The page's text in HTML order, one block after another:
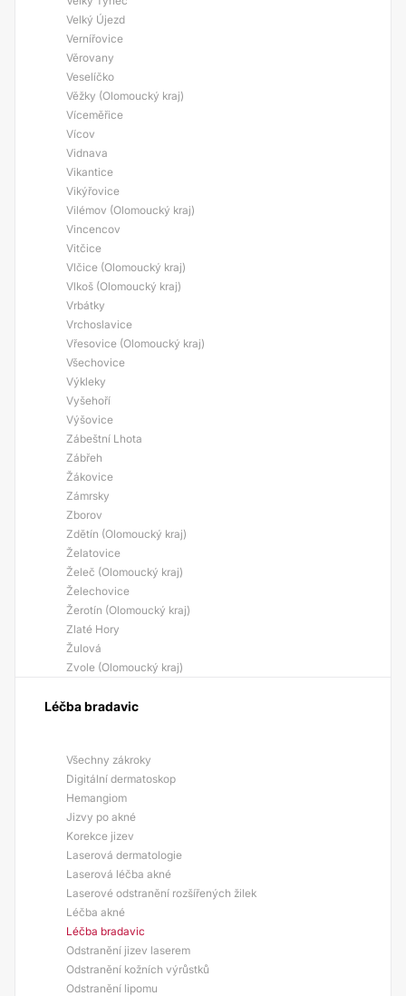
Velký Újezd
Vernířovice
Věrovany
Veselíčko
Věžky (Olomoucký kraj)
Víceměřice
Vícov
Vidnava
Vikantice
Vikýřovice
Vilémov (Olomoucký kraj)
Vincencov
Vitčice
Vlčice (Olomoucký kraj)
Vlkoš (Olomoucký kraj)
Vrbátky
Vrchoslavice
Vřesovice (Olomoucký kraj)
Všechovice
Výkleky
Vyšehoří
Výšovice
Zábeštní Lhota
Zábřeh
Žákovice
Zámrsky
Zborov
Zdětín (Olomoucký kraj)
Želatovice
Želeč (Olomoucký kraj)
Želechovice
Žerotín (Olomoucký kraj)
Zlaté Hory
Žulová
Zvole (Olomoucký kraj)
Léčba bradavic
Všechny zákroky
Digitální dermatoskop
Hemangiom
Jizvy po akné
Korekce jizev
Laserová dermatologie
Laserová léčba akné
Laserové odstranění rozšířených žilek
Léčba akné
Léčba bradavic
Odstranění jizev laserem
Odstranění kožních výrůstků
Odstranění lipomu